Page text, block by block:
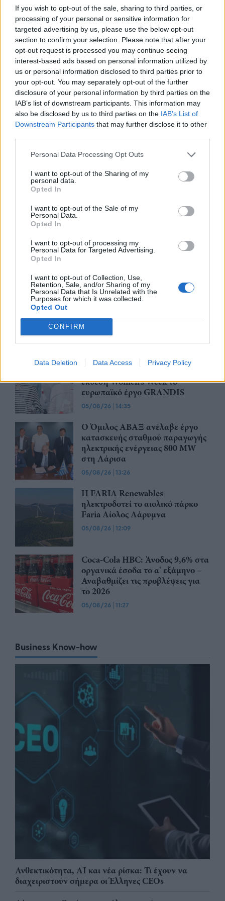
If you wish to opt-out of the sale, sharing to third parties, or
processing of your personal or sensitive information for
targeted advertising by us, please use the below opt-out
section to confirm your selection. Please note that after your
opt-out request is processed you may continue seeing
interest-based ads based on personal information utilized by
us or personal information disclosed to third parties prior to
your opt-out. You may separately opt-out of the further
disclosure of your personal information by third parties on the
IAB’s list of downstream participants. This information may
also be disclosed by us to third parties on the IAB’s List of
Downstream Participants that may further disclose it to other
Personal Data Processing Opt Outs
I want to opt-out of the Sharing of my
personal data.
Opted In
I want to opt-out of the Sale of my
Personal Data.
Opted In
I want to opt-out of processing my
Personal Data for Targeted Advertising.
Opted In
I want to opt-out of Collection, Use,
Retention, Sale, and/or Sharing of my
Personal Data that Is Unrelated with the
Purposes for which it was collected.
Opted Out
CONFIRM
Data Deletion Data Access Privacy Policy
Advertorial
Περισσότερα από το
Ισχυρές επιδόσεις για τη Cenergy
Holdings με σημαντική αύξηση
πωλήσεων και κερδοφορίας στο
πρώτο εξάμηνο του 2026
ΔΕΗ: Συνεχιζόμενη ισχυρή
προσαρμοσμένο EBITDA στα
Όμιλος AKTOR, στο πλαίσιο
στρατηγικής συνεργασίας με τη
05/08/26|17:52
Η BIOKOSMOS ανακαίνισε και
παρέδωσε στην τοπική κοινωνία
το γήπεδο μπάσκετ στον
Πλάτανο Ναυπακτίας
Η Κρήτη στηρίζει τη γυναικεία
έκθεση Women’s Week το
ευρωπαϊκό έργο GRANDIS
05/08/26 | 14:35
Ο Όμιλος ΑΒΑΞ ανέλαβε έργο
κατασκευής σταθμού παραγωγής
ηλεκτρικής ενέργειας 800 ΜW
στη Λάρισα
05/08/26 | 13:26
Η FARIA Renewables
ηλεκτροδοτεί το αιολικό πάρκο
Faria Αίολος Λάρυμνα
05/08/26 | 12:09
Coca-Cola HBC: Άνοδος 9,6% στα
οργανικά έσοδα το α' εξάμηνο –
Αναβαθμίζει τις προβλέψεις για
το 2026
05/08/26 | 11:27
Business Know-how
Ανθεκτικότητα, AI και νέα ρίσκα: Τι έχουν να
διαχειριστούν σήμερα οι Έλληνες CEOs